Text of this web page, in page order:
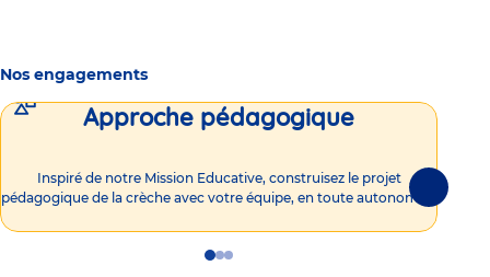
Nos engagements
Approche pédagogique
Inspiré de notre Mission Educative, construisez le projet
pédagogique de la crèche avec votre équipe, en toute autonomie !
GoGoGo